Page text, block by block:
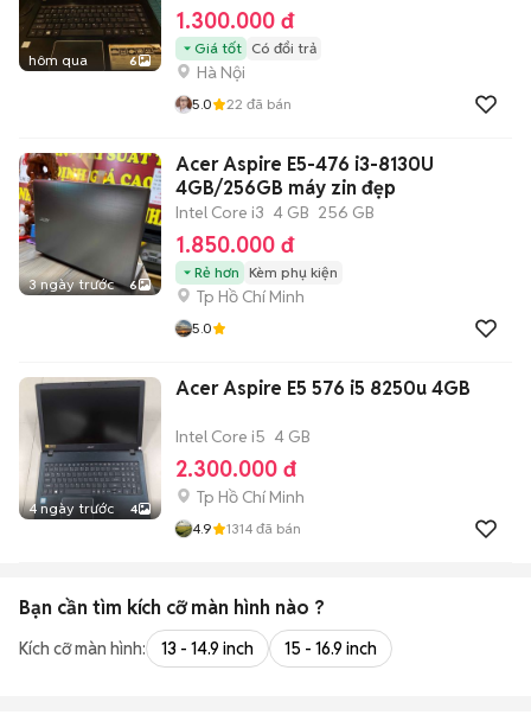
hôm qua 6
1.300.000 đ
Giá tốt Có đổi trả
Hà Nội
5.0 22 đã bán
3 ngày trước 6
Acer Aspire E5-476 i3-8130U
4GB/256GB máy zin đẹp
Intel Core i3 4 GB 256 GB
1.850.000 đ
Rẻ hơn Kèm phụ kiện
Tp Hồ Chí Minh
5.0
4 ngày trước 4
Acer Aspire E5 576 i5 8250u 4GB
Intel Core i5 4 GB
2.300.000 đ
Tp Hồ Chí Minh
4.9 1314 đã bán
Bạn cần tìm kích cỡ màn hình nào ?
Kích cỡ màn hình: 13 - 14.9 inch 15 - 16.9 inch